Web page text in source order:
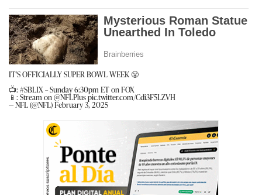
IT'S OFFICIALLY SUPER BOWL WEEK 😤
📺:#SBLIX– Sunday 6:30pm ET on FOX
📱: Stream on@NFLPluspic.twitter.com/Cdi3F5LZVH
— NFL (@NFL)February 3, 2025